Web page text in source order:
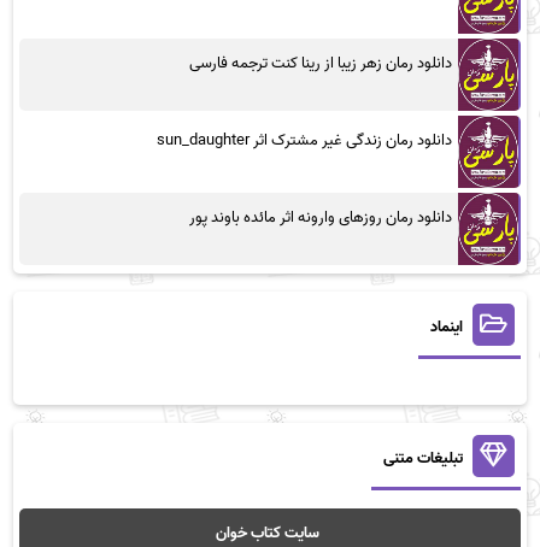
دانلود رمان زهر زیبا از رینا کنت ترجمه فارسی
دانلود رمان زندگی غیر مشترک اثر sun_daughter
دانلود رمان روزهای وارونه اثر مائده باوند پور
اینماد
تبلیغات متنی
سایت کتاب خوان